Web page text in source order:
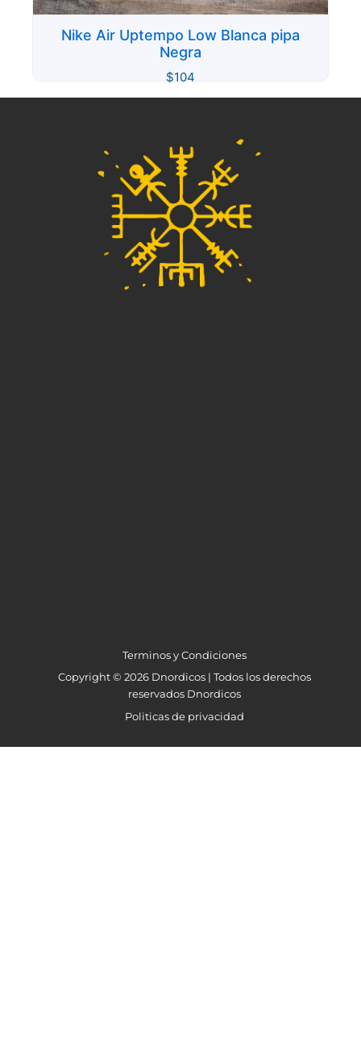
Nike Air Uptempo Low Blanca pipa
Negra
$104
Terminos y Condiciones
Copyright © 2026 Dnordicos | Todos los derechos
reservados Dnordicos
Politicas de privacidad